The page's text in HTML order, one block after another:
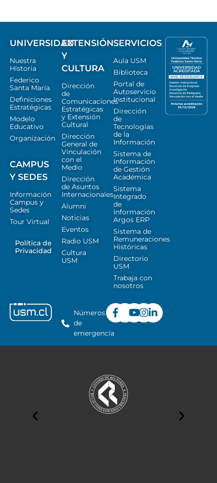
UNIVERSIDAD
Nuestra
Historia
Federico
Santa María
Definiciones
Estratégicas
Modelo
Educativo
Organización
CAMPUS
Y SEDES
Información
Campus y
Sedes
Tour Virtual
Política de
Privacidad
EXTENSIÓN
Y
CULTURA
Dirección
de
Comunicaciones
Estratégicas
y Extensión
Cultural
Dirección
General de
Vinculación
con el
Medio
Dirección
de Asuntos
Internacionales
Alumni
Noticias
Eventos
Radio USM
Cultura
USM
SERVICIOS
Aula USM
Biblioteca
Portal de
Autoservicio
Institucional
Dirección
de
Tecnologías
de la
Información
Sistema de
Información
de Gestión
Académica
Sistema
Integrado
de
Información
Argos ERP
Sistema de
Remuneraciones
Históricas
Directorio
USM
Trabaja con
nosotros
Números
de
emergencia